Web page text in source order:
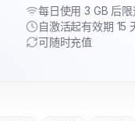
每日使用 3 GB 后限
自激活起有效期 15
可随时充值